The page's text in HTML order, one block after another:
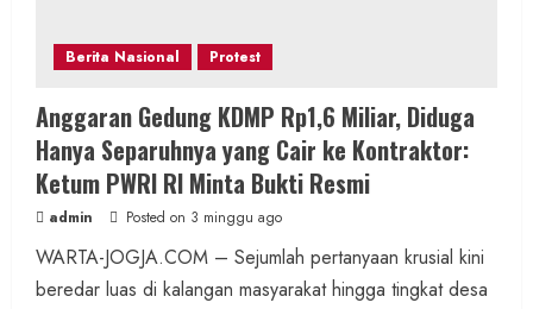
Berita Nasional Protest
Anggaran Gedung KDMP Rp1,6 Miliar, Diduga
Hanya Separuhnya yang Cair ke Kontraktor:
Ketum PWRI RI Minta Bukti Resmi
admin Posted on 3 minggu ago
WARTA-JOGJA.COM – Sejumlah pertanyaan krusial kini
beredar luas di kalangan masyarakat hingga tingkat desa